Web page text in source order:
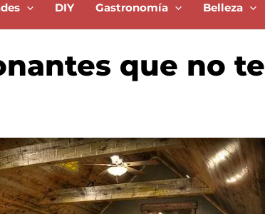
DIY Gastronomía Belleza
que no te